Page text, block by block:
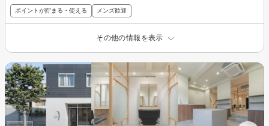
ポイントが貯まる・使える メンズ歓迎
その他の情報を表示